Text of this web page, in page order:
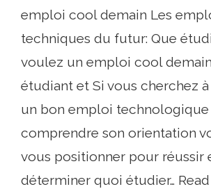
emploi cool demain Les
techniques du futur: Que
voulez un emploi cool
étudiant et Si vous cherchez
un bon emploi
comprendre son orientation
vous positionner pour réussir
déterminer quoi étudier…